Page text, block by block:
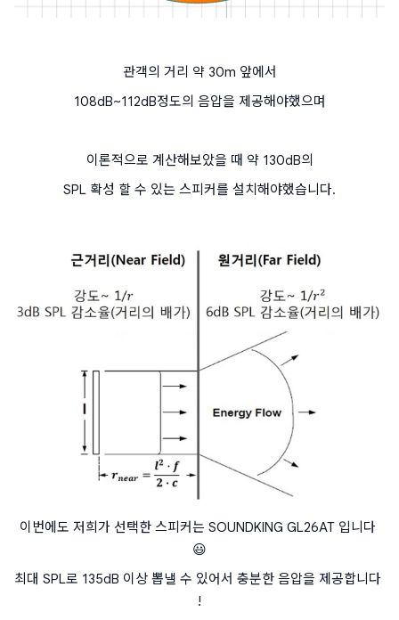
관객의 거리 약 30m 앞에서
108dB~112dB정도의 음압을 제공해야했으며
이론적으로 계산해보았을 때 약 130dB의
SPL 확성 할 수 있는 스피커를 설치해야했습니다.
이번에도 저희가 선택한 스피커는 SOUNDKING GL26AT 입니다
😃
최대 SPL로 135dB 이상 뽑낼 수 있어서 충분한 음압을 제공합니다
!